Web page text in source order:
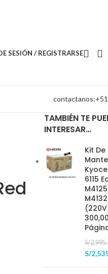
SESIÓN / REGISTRARSE
TAMBIÉN TE
INTERESAR…
Kit De
6115
S/
S/